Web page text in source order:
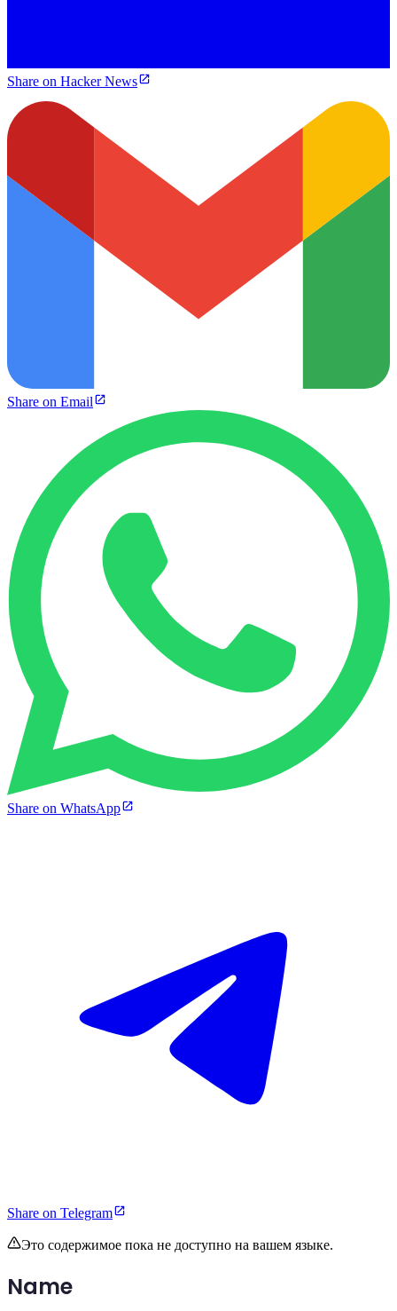
Share on Hacker News
Share on Email
Share on WhatsApp
Share on Telegram
Это содержимое пока не доступно на вашем языке.
Name